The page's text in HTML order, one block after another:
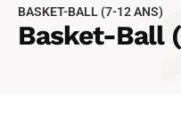
Basket-Ball
BASKET-BALL (7-12 ANS)